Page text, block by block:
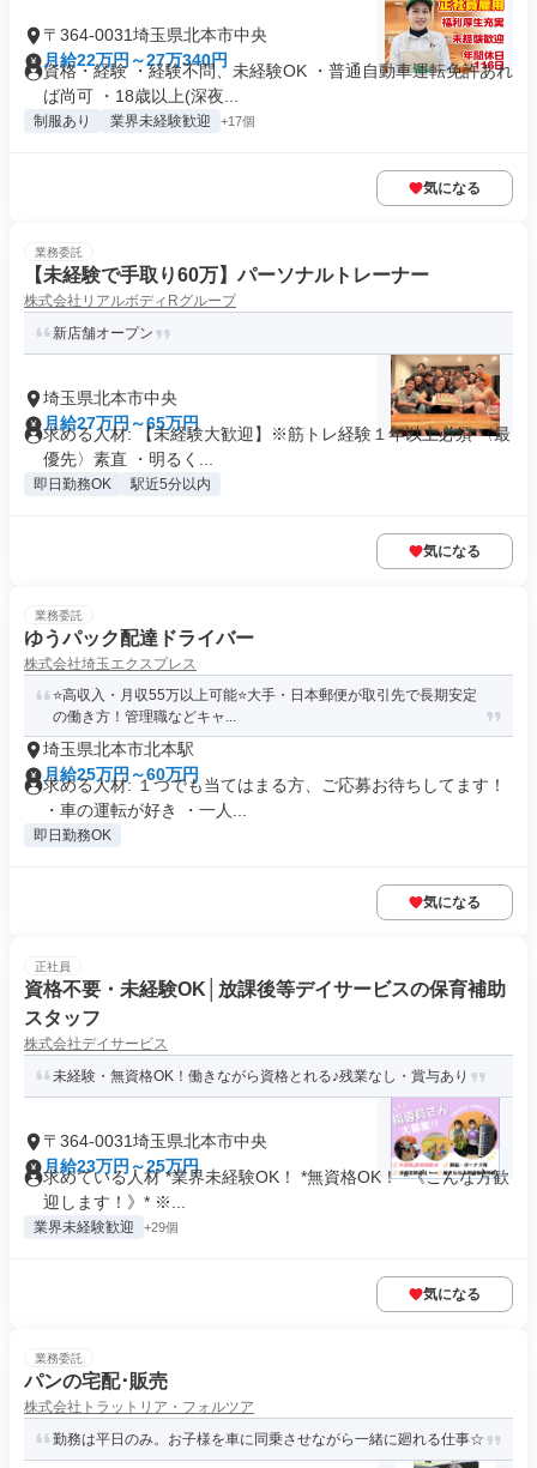
〒364-0031埼玉県北本市中央
月給22万円～27万340円
資格・経験 ・経験不問、未経験OK ・普通自動車運転免許あれ
ば尚可 ・18歳以上(深夜...
制服あり 業界未経験歓迎 +17個
気になる
業務委託
【未経験で手取り60万】パーソナルトレーナー
株式会社リアルボディRグループ
新店舗オープン
埼玉県北本市中央
月給27万円～65万円
求める人材: 【未経験大歓迎】※筋トレ経験１年以上必須 〈最
優先〉素直 ・明るく...
即日勤務OK 駅近5分以内
気になる
業務委託
ゆうパック配達ドライバー
株式会社埼玉エクスプレス
⭐️高収入・月収55万以上可能⭐️大手・日本郵便が取引先で長期安定
の働き方！管理職などキャ...
埼玉県北本市北本駅
月給25万円～60万円
求める人材: １つでも当てはまる方、ご応募お待ちしてます！
・車の運転が好き ・一人...
即日勤務OK
気になる
正社員
資格不要・未経験OK│放課後等デイサービスの保育補助
スタッフ
株式会社デイサービス
未経験・無資格OK！働きながら資格とれる♪残業なし・賞与あり
〒364-0031埼玉県北本市中央
月給23万円～25万円
求めている人材 *業界未経験OK！ *無資格OK！ *《こんな方歓
迎します！》* ※...
業界未経験歓迎 +29個
気になる
業務委託
パンの宅配･販売
株式会社トラットリア・フォルツア
勤務は平日のみ。お子様を車に同乗させながら一緒に廻れる仕事☆